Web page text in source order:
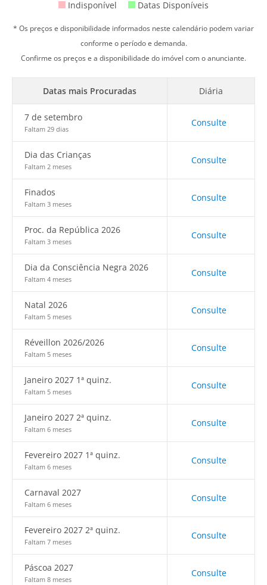
Indisponível Datas Disponíveis
* Os preços e disponibilidade informados neste calendário podem variar
conforme o período e demanda.
Confirme os preços e a disponibilidade do imóvel com o anunciante.
Datas mais Procuradas Diária
7 de setembro
Faltam 29 dias
Consulte
Dia das Crianças
Faltam 2 meses
Consulte
Finados
Faltam 3 meses
Consulte
Proc. da República 2026
Faltam 3 meses
Consulte
Dia da Consciência Negra 2026
Faltam 4 meses
Consulte
Natal 2026
Faltam 5 meses
Consulte
Réveillon 2026/2026
Faltam 5 meses
Consulte
Janeiro 2027 1ª quinz.
Faltam 5 meses
Consulte
Janeiro 2027 2ª quinz.
Faltam 6 meses
Consulte
Fevereiro 2027 1ª quinz.
Faltam 6 meses
Consulte
Carnaval 2027
Faltam 6 meses
Consulte
Fevereiro 2027 2ª quinz.
Faltam 7 meses
Consulte
Páscoa 2027
Faltam 8 meses
Consulte